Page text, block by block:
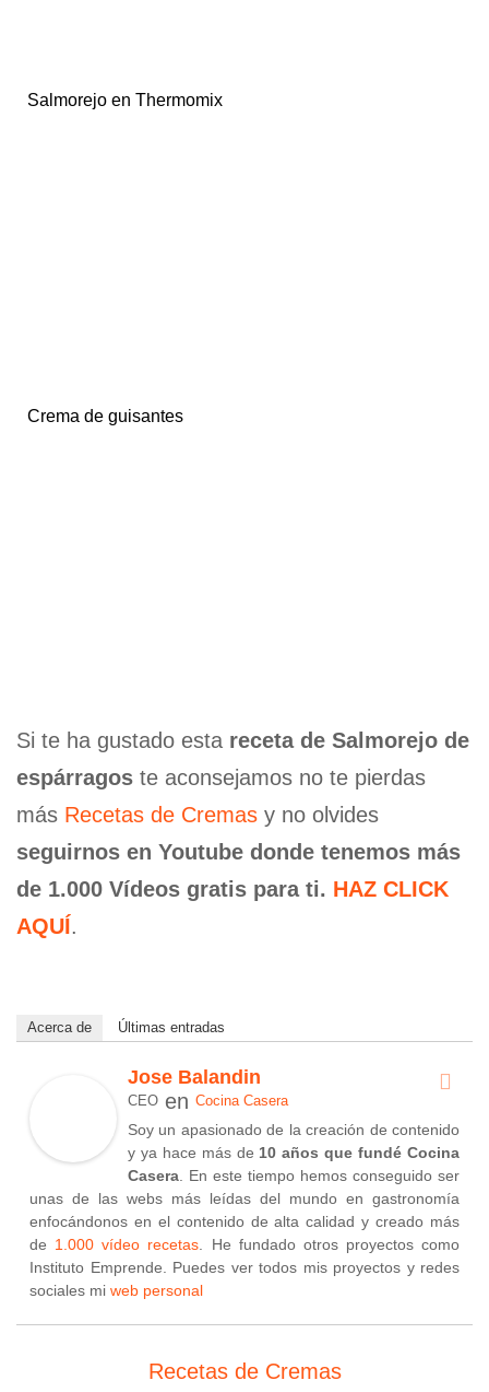
Salmorejo en Thermomix
Crema de guisantes
Si te ha gustado esta receta de Salmorejo de
espárragos te aconsejamos no te pierdas
más Recetas de Cremas y no olvides
seguirnos en Youtube donde tenemos más
de 1.000 Vídeos gratis para ti. HAZ CLICK
AQUÍ.
Acerca de Últimas entradas
Jose Balandin
CEO en Cocina Casera
Soy un apasionado de la creación de contenido
y ya hace más de 10 años que fundé Cocina
Casera . En este tiempo hemos conseguido ser
unas de las webs más leídas del mundo en gastronomía
enfocándonos en el contenido de alta calidad y creado más
de 1.000 vídeo recetas . He fundado otros proyectos como
Instituto Emprende. Puedes ver todos mis proyectos y redes
sociales mi web personal
Recetas de Cremas